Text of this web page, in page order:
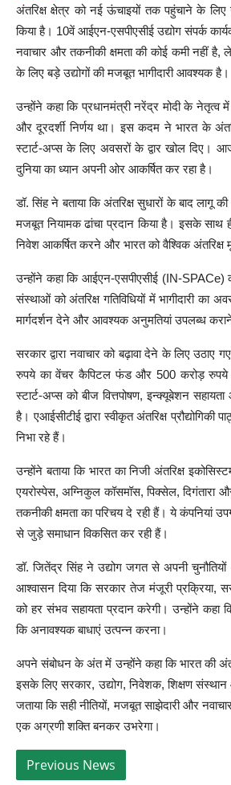
अंतरिक्ष क्षेत्र को नई ऊंचाइयों तक पहुंचाने के
किया है। 10वें आईएन-एसपीएसीई उद्योग संपर्क
नवाचार और तकनीकी क्षमता की कोई कमी नहीं है,
के लिए बड़े उद्योगों की मजबूत भागीदारी आवश्यक है।
उन्होंने कहा कि प्रधानमंत्री नरेंद्र मोदी के नेतृत्व
और दूरदर्शी निर्णय था। इस कदम ने भारत के
स्टार्ट-अप्स के लिए अवसरों के द्वार खोल दिए।
दुनिया का ध्यान अपनी ओर आकर्षित कर रहा है।
डॉ. सिंह ने बताया कि अंतरिक्ष सुधारों के बाद लागू
मजबूत नियामक ढांचा प्रदान किया है। इसके साथ
निवेश आकर्षित करने और भारत को वैश्विक
उन्होंने कहा कि आईएन-एसपीएसीई (IN-SPACe)
संस्थाओं को अंतरिक्ष गतिविधियों में भागीदारी का
मार्गदर्शन देने और आवश्यक अनुमतियां उपलब्ध
सरकार द्वारा नवाचार को बढ़ावा देने के लिए
रुपये का वेंचर कैपिटल फंड और 500 करोड़ रुपये
स्टार्ट-अप्स को बीज वित्तपोषण, इन्क्यूबेशन
है। एआईसीटीई द्वारा स्वीकृत अंतरिक्ष
निभा रहे हैं।
उन्होंने बताया कि भारत का निजी अंतरिक्ष
एयरोस्पेस, अग्निकुल कॉसमॉस, पिक्सेल, दिगंतारा
तकनीकी क्षमता का परिचय दे रही हैं। ये कंपनियां
से जुड़े समाधान विकसित कर रही हैं।
डॉ. जितेंद्र सिंह ने उद्योग जगत से अपनी
आश्वासन दिया कि सरकार तेज मंजूरी प्रक्रिया,
को हर संभव सहायता प्रदान करेगी। उन्होंने कहा
कि अनावश्यक बाधाएं उत्पन्न करना।
अपने संबोधन के अंत में उन्होंने कहा कि भारत की
इसके लिए सरकार, उद्योग, निवेशक, शिक्षण संस्थान
जताया कि सही नीतियों, मजबूत साझेदारी और
एक अग्रणी शक्ति बनकर उभरेगा।